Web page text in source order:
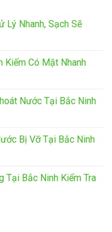
Lý Nhanh, Sạch Sẽ
Kiếm Có Mặt Nhanh
Nước Tại Bắc Ninh
Bị Vỡ Tại Bắc Ninh
Tại Bắc Ninh Kiểm Tra